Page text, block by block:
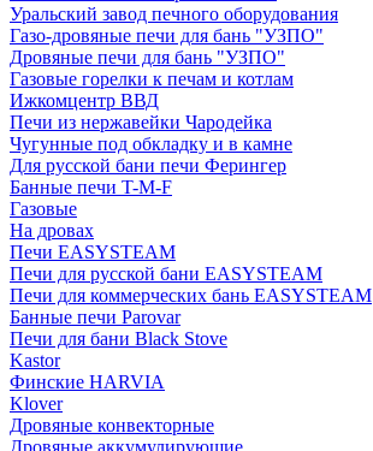
Уральский завод печного оборудования
Газо-дровяные печи для бань "УЗПО"
Дровяные печи для бань "УЗПО"
Газовые горелки к печам и котлам
Ижкомцентр ВВД
Печи из нержавейки Чародейка
Чугунные под обкладку и в камне
Для русской бани печи Ферингер
Банные печи T-M-F
Газовые
На дровах
Печи EASYSTEAM
Печи для русской бани EASYSTEAM
Печи для коммерческих бань EASYSTEAM
Банные печи Parovar
Печи для бани Black Stove
Kastor
Финские HARVIA
Klover
Дровяные конвекторные
Дровяные аккумулирующие